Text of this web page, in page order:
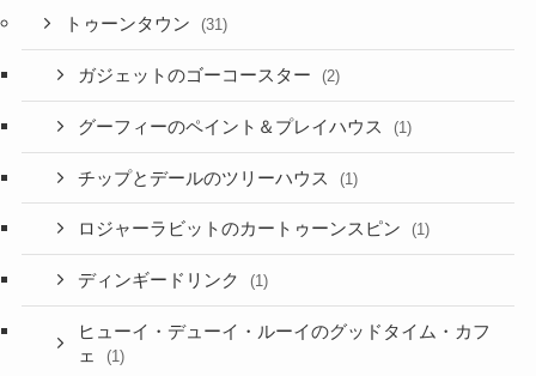
トゥーンタウン (31)
ガジェットのゴーコースター (2)
グーフィーのペイント＆プレイハウス (1)
チップとデールのツリーハウス (1)
ロジャーラビットのカートゥーンスピン (1)
ディンギードリンク (1)
ヒューイ・デューイ・ルーイのグッドタイム・カフ
ェ
(1)